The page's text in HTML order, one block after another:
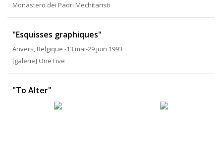
Monastero dei Padri Mechitaristi
"Esquisses graphiques"
Anvers, Belgique -13 mai-29 juin 1993
[galerie] One Five
"To Alter"